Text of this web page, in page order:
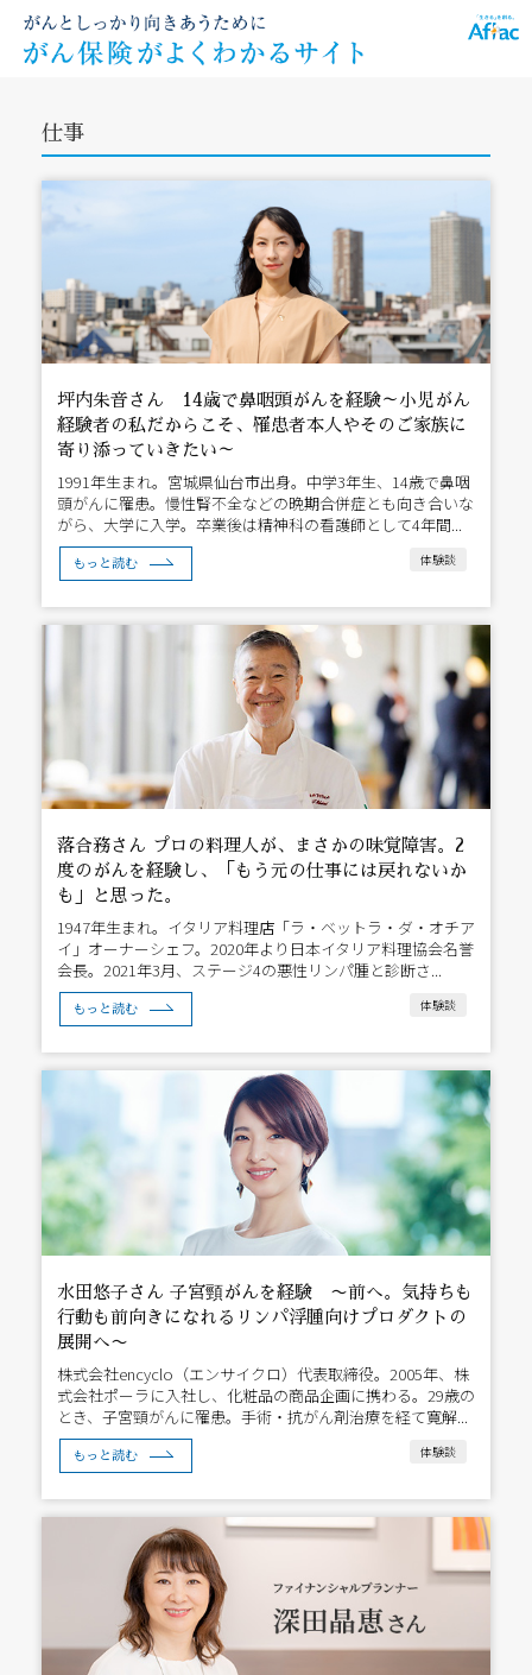
仕事
坪内朱音さん 14歳で鼻咽頭がんを経験～小児がん
経験者の私だからこそ、罹患者本人やそのご家族に
寄り添っていきたい～
1991年生まれ。宮城県仙台市出身。中学3年生、14歳で鼻咽
頭がんに罹患。慢性腎不全などの晩期合併症とも向き合いな
がら、大学に入学。卒業後は精神科の看護師として4年間...
もっと読む 体験談
落合務さん プロの料理人が、まさかの味覚障害。2
度のがんを経験し、「もう元の仕事には戻れないか
も」と思った。
1947年生まれ。イタリア料理店「ラ・ベットラ・ダ・オチア
イ」オーナーシェフ。2020年より日本イタリア料理協会名誉
会長。2021年3月、ステージ4の悪性リンパ腫と診断さ...
もっと読む 体験談
水田悠子さん 子宮頸がんを経験 〜前へ。気持ちも
行動も前向きになれるリンパ浮腫向けプロダクトの
展開へ〜
株式会社encyclo（エンサイクロ）代表取締役。2005年、株
式会社ポーラに入社し、化粧品の商品企画に携わる。29歳の
とき、子宮頸がんに罹患。手術・抗がん剤治療を経て寛解...
もっと読む 体験談